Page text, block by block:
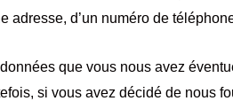
adresse, d’un numéro de
que vous nous avez
si vous avez décidé de nous